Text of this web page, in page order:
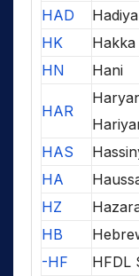
HAD
Hadiya
HK
Hakka
HN
Hani
HAR
HAS
HA
HZ
HB
-HF
HFDL